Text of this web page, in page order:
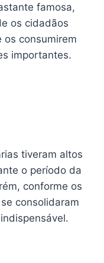
famosa,
os cidadãos
os consumirem
importantes.
tiveram altos
o período da
conforme os
consolidaram